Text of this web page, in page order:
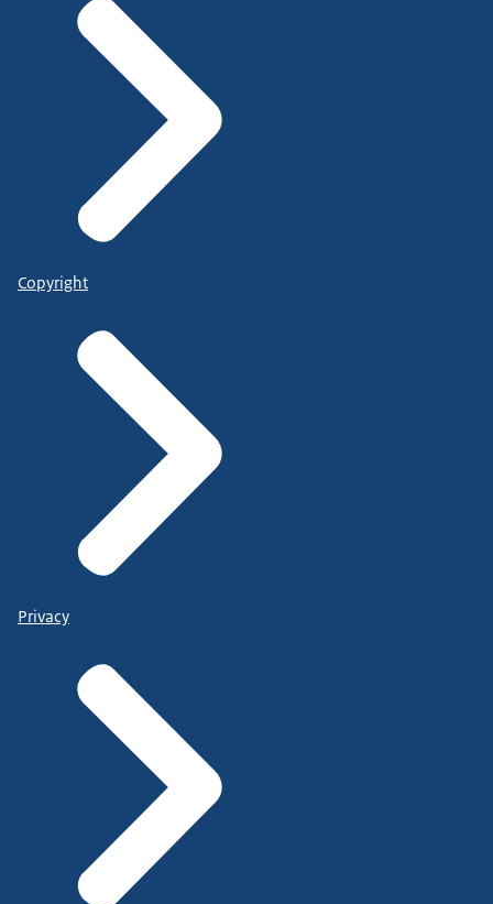
Copyright
Privacy